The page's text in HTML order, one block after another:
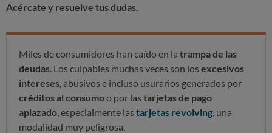
Acércate y resuelve tus dudas.
Miles de consumidores han caído en la trampa de las
deudas . Los culpables muchas veces son los excesivos
intereses , abusivos e incluso usurarios generados por
créditos al consumoo por las tarjetas de pago
aplazado , especialmente las tarjetas revolving , una
modalidad muy peligrosa.